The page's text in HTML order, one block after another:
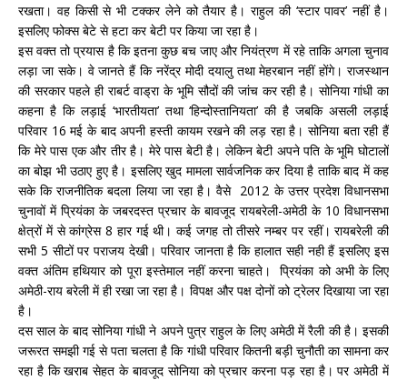
रखता। वह किसी से भी टक्कर लेने को तैयार है। राहुल की ‘स्टार पावर’ नहीं है।
इसलिए फोक्स बेटे से हटा कर बेटी पर किया जा रहा है।
इस वक्त तो प्रयास है कि इतना कुछ बच जाए और नियंत्रण में रहे ताकि अगला चुनाव
लड़ा जा सके। वे जानते हैं कि नरेंद्र मोदी दयालु तथा मेहरबान नहीं होंगे। राजस्थान
की सरकार पहले ही राबर्ट वाड्रा के भूमि सौदों की जांच कर रही है। सोनिया गांधी का
कहना है कि लड़ाई ‘भारतीयता’ तथा ‘हिन्दोस्तानियता’ की है जबकि असली लड़ाई
परिवार 16 मई के बाद अपनी हस्ती कायम रखने की लड़ रहा है। सोनिया बता रही हैं
कि मेरे पास एक और तीर है। मेरे पास बेटी है। लेकिन बेटी अपने पति के भूमि घोटालों
का बोझ भी उठाए हुए है। इसलिए खुद मामला सार्वजनिक कर दिया है ताकि बाद में कह
सके कि राजनीतिक बदला लिया जा रहा है। वैसे 2012 के उत्तर प्रदेश विधानसभा
चुनावों में प्रियंका के जबरदस्त प्रचार के बावजूद रायबरेली-अमेठी के 10 विधानसभा
क्षेत्रों में से कांग्रेस 8 हार गई थी। कई जगह तो तीसरे नम्बर पर रहीं। रायबरेली की
सभी 5 सीटों पर पराजय देखी। परिवार जानता है कि हालात सही नही हैं इसलिए इस
वक्त अंतिम हथियार को पूरा इस्तेमाल नहीं करना चाहते। प्रियंका को अभी के लिए
अमेठी-राय बरेली में ही रखा जा रहा है। विपक्ष और पक्ष दोनों को ट्रेलर दिखाया जा रहा
है।
दस साल के बाद सोनिया गांधी ने अपने पुत्र राहुल के लिए अमेठी में रैली की है। इसकी
जरूरत समझी गई से पता चलता है कि गांधी परिवार कितनी बड़ी चुनौती का सामना कर
रहा है कि खराब सेहत के बावजूद सोनिया को प्रचार करना पड़ रहा है। पर अमेठी में